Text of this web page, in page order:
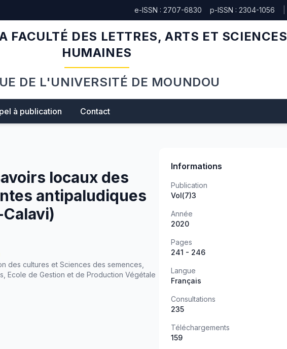
e-ISSN : 2707-6830 p-ISSN : 2304-1056
FACULTÉ DES LETTRES, ARTS ET SCIENCES
HUMAINES
DE L'UNIVERSITÉ DE MOUNDOU
à publication Contact
locaux des
antipaludiques
des cultures et Sciences des semences,
Ecole de Gestion et de Production Végétale
Informations
Publication
Vol(7)3
Année
2020
Pages
241 - 246
Langue
Français
Consultations
235
Téléchargements
159